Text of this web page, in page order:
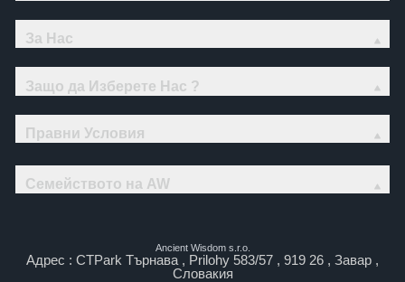
За Нас
Защо да Изберете Нас ?
Правни Условия
Семейството на AW
Ancient Wisdom s.r.o.
Адрес : CTPark Търнава , Prilohy 583/57 , 919 26 , Завар ,
Словакия